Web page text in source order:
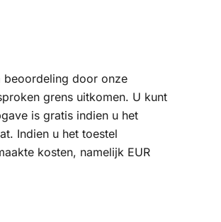
beoordeling door onze
grens uitkomen. U kunt
is gratis indien u het
Indien u het toestel
kosten, namelijk EUR